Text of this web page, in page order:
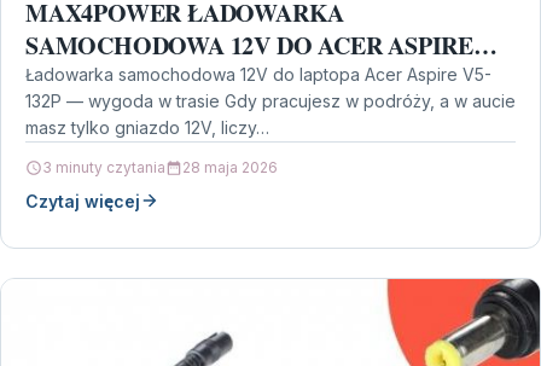
MAX4POWER ŁADOWARKA
SAMOCHODOWA 12V DO ACER ASPIRE
V5-132P
Ładowarka samochodowa 12V do laptopa Acer Aspire V5-
132P — wygoda w trasie Gdy pracujesz w podróży, a w aucie
masz tylko gniazdo 12V, liczy…
3 minuty czytania 28 maja 2026
Czytaj więcej